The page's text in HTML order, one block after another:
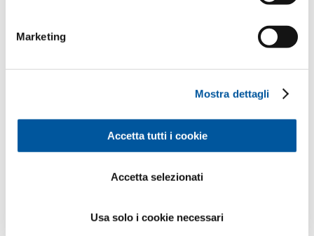
Marketing
Mostra dettagli
Accetta tutti i cookie
Accetta selezionati
Usa solo i cookie necessari
Le piace questo progetto?
Richiesta. Consulenza. Materiale.